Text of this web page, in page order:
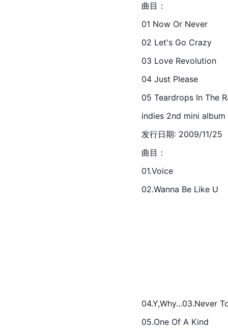
曲目：
01 Now Or Never
02 Let's Go Crazy
03 Love Revolution
04 Just Please
05 Teardrops In The
indies 2nd mini album
发行日期: 2009/11/25
曲目：
01.Voice
02.Wanna Be Like U
04.Y,Why...03.Never
05.One Of A Kind